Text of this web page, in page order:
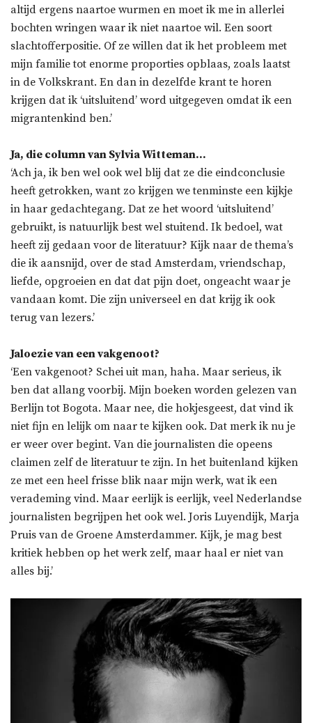
altijd ergens naartoe wurmen en moet ik me in allerlei
bochten wringen waar ik niet naartoe wil. Een soort
slachtofferpositie. Of ze willen dat ik het probleem met
mijn familie tot enorme proporties opblaas, zoals laatst
in de Volkskrant. En dan in dezelfde krant te horen
krijgen dat ik ‘uitsluitend’ word uitgegeven omdat ik een
migrantenkind ben.’
Ja, die column van Sylvia Witteman…
‘Ach ja, ik ben wel ook wel blij dat ze die eindconclusie
heeft getrokken, want zo krijgen we tenminste een kijkje
in haar gedachtegang. Dat ze het woord ‘uitsluitend’
gebruikt, is natuurlijk best wel stuitend. Ik bedoel, wat
heeft zij gedaan voor de literatuur? Kijk naar de thema’s
die ik aansnijd, over de stad Amsterdam, vriendschap,
liefde, opgroeien en dat dat pijn doet, ongeacht waar je
vandaan komt. Die zijn universeel en dat krijg ik ook
terug van lezers.’
Jaloezie van een vakgenoot?
‘Een vakgenoot? Schei uit man, haha. Maar serieus, ik
ben dat allang voorbij. Mijn boeken worden gelezen van
Berlijn tot Bogota. Maar nee, die hokjesgeest, dat vind ik
niet fijn en lelijk om naar te kijken ook. Dat merk ik nu je
er weer over begint. Van die journalisten die opeens
claimen zelf de literatuur te zijn. In het buitenland kijken
ze met een heel frisse blik naar mijn werk, wat ik een
verademing vind. Maar eerlijk is eerlijk, veel Nederlandse
journalisten begrijpen het ook wel. Joris Luyendijk, Marja
Pruis van de Groene Amsterdammer. Kijk, je mag best
kritiek hebben op het werk zelf, maar haal er niet van
alles bij.’